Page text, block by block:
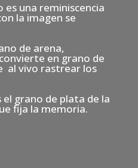
es una reminiscencia
la imagen se
de arena,
en grano de
al vivo rastrear los
grano de plata de la
fija la memoria.